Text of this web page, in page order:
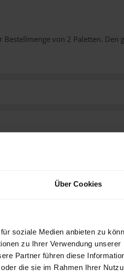
Über Cookies
soziale Medien anbieten zu
zu Ihrer Verwendung unserer
Partner führen diese
die sie im Rahmen Ihrer
Bestellmenge von 2 Paletten. Den